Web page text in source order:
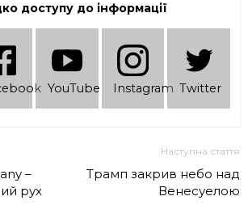
доступу до інформації
YouTube Instagram Twitter
–
рух
Наступна стаття
Трамп закрив небо над
Венесуелою